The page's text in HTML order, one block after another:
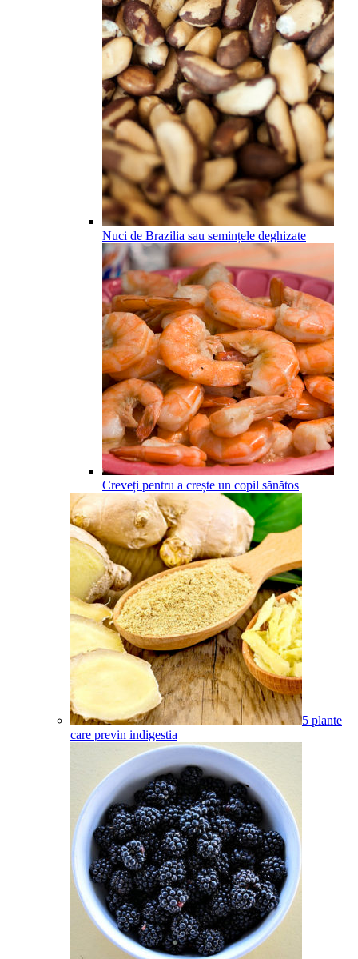
Nuci de Brazilia sau semințele deghizate
Creveți pentru a crește un copil sănătos
5 plante
care previn indigestia